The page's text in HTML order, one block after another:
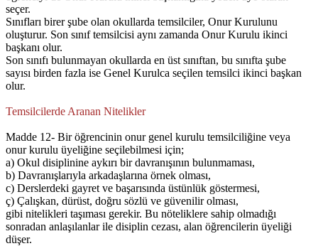
seçer.
Sınıfları birer şube olan okullarda temsilciler, Onur Kurulunu
oluşturur. Son sınıf temsilcisi aynı zamanda Onur Kurulu ikinci
başkanı olur.
Son sınıfı bulunmayan okullarda en üst sınıftan, bu sınıfta şube
sayısı birden fazla ise Genel Kurulca seçilen temsilci ikinci başkan
olur.
Temsilcilerde Aranan Nitelikler
Madde 12- Bir öğrencinin onur genel kurulu temsilciliğine veya
onur kurulu üyeliğine seçilebilmesi için;
a) Okul disiplinine aykırı bir davranışının bulunmaması,
b) Davranışlarıyla arkadaşlarına örnek olması,
c) Derslerdeki gayret ve başarısında üstünlük göstermesi,
ç) Çalışkan, dürüst, doğru sözlü ve güvenilir olması,
gibi nitelikleri taşıması gerekir. Bu nöteliklere sahip olmadığı
sonradan anlaşılanlar ile disiplin cezası, alan öğrencilerin üyeliği
düşer.